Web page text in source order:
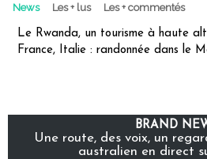
News Les + lus Les + commentés
Le Rwanda, un tourisme à haute
France, Italie : randonnée dans le
BRAND
Une route, des voix, un
australien en direct